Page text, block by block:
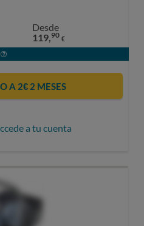
Desde
119,90 €
A 2€ 2 MESES
a tu cuenta